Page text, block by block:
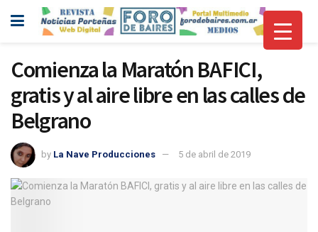
Comienza la Maratón BAFICI,
gratis y al aire libre en las calles de
Belgrano
by La Nave Producciones 5 de abril de 2019